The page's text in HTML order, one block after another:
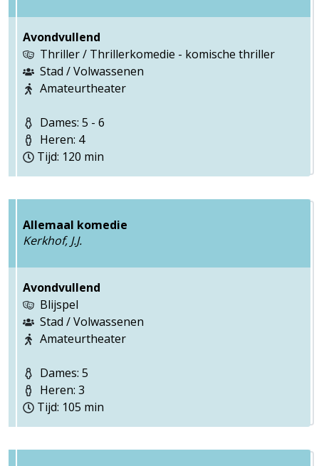
Avondvullend
Thriller / Thrillerkomedie - komische thriller
Stad / Volwassenen
Amateurtheater
Dames: 5 - 6
Heren: 4
Tijd: 120 min
Allemaal komedie
Kerkhof, J.J.
Avondvullend
Blijspel
Stad / Volwassenen
Amateurtheater
Dames: 5
Heren: 3
Tijd: 105 min